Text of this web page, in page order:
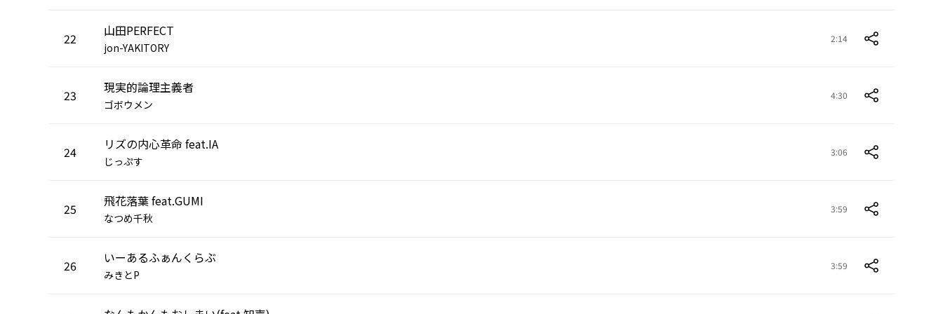
22 山田PERFECT
jon-YAKITORY
2:14
23 現実的論理主義者
ゴボウメン
4:30
24 リズの内心革命 feat.IA
じっぷす
3:06
25 飛花落葉 feat.GUMI
なつめ千秋
3:59
26 いーあるふぁんくらぶ
みきとP
3:59